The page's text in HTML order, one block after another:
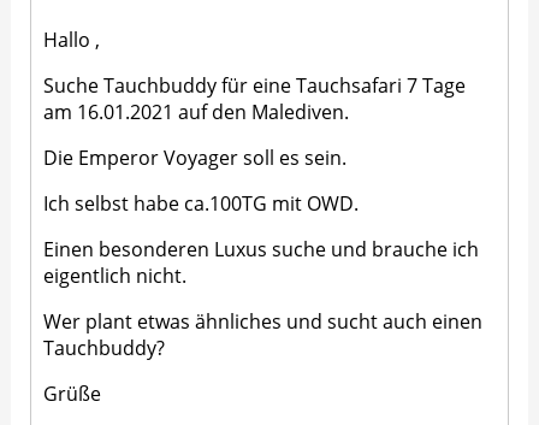
Hallo ,
Suche Tauchbuddy für eine Tauchsafari 7 Tage
am 16.01.2021 auf den Malediven.
Die Emperor Voyager soll es sein.
Ich selbst habe ca.100TG mit OWD.
Einen besonderen Luxus suche und brauche ich
eigentlich nicht.
Wer plant etwas ähnliches und sucht auch einen
Tauchbuddy?
Grüße